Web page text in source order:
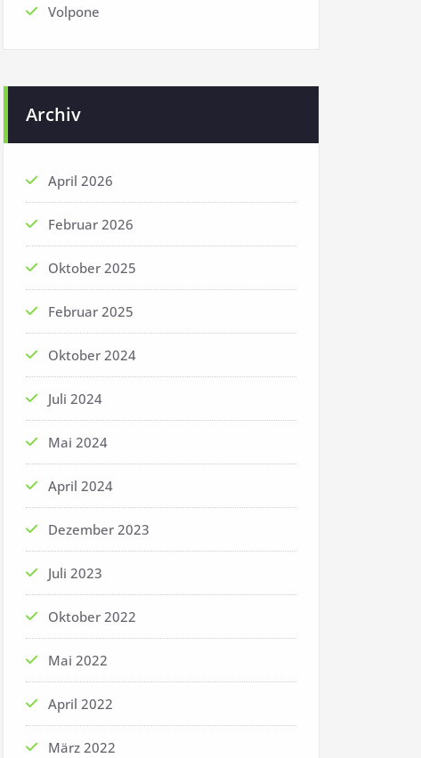
Volpone
Archiv
April 2026
Februar 2026
Oktober 2025
Februar 2025
Oktober 2024
Juli 2024
Mai 2024
April 2024
Dezember 2023
Juli 2023
Oktober 2022
Mai 2022
April 2022
März 2022